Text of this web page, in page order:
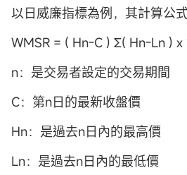
以日威廉指標為例，其計算公式
WMSR = ( Hn-C ) Σ( Hn-Ln ) x
n：是交易者設定的交易期間
C：第n日的最新收盤價
Hn：是過去n日內的最高價
Ln：是過去n日內的最低價